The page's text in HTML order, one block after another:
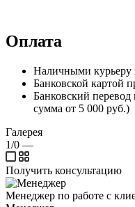
Оплата
Наличными курьеру
Банковской картой
Банковский
сумма от 5 000 руб.)
Галерея
1/0 —
Получить консультацию
Менеджер по работе с